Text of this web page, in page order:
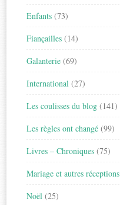
Enfants (73)
Fiançailles (14)
Galanterie (69)
International (27)
Les coulisses du blog (141)
Les règles ont changé (99)
Livres – Chroniques (75)
Mariage et autres réceptions
Noël (25)